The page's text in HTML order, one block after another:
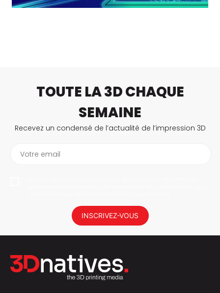
TOUTE LA 3D CHAQUE
SEMAINE
Recevez un condensé de l’actualité de l’impression 3D
Votre email
INSCRIVEZ-VOUS